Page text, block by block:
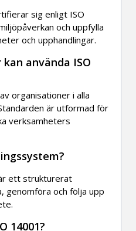
sig enligt ISO
och uppfylla
och upphandlingar.
använda ISO
organisationer i alla
är utformad för
verksamheters
ett strukturerat
och följa upp
14001?